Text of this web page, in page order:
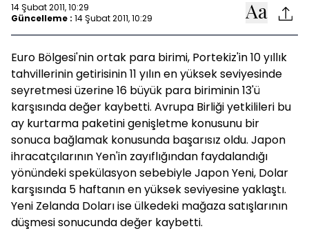
14 Şubat 2011, 10:29
Güncelleme : 14 Şubat 2011, 10:29
Euro Bölgesi'nin ortak para birimi, Portekiz'in 10 yıllık
tahvillerinin getirisinin 11 yılın en yüksek seviyesinde
seyretmesi üzerine 16 büyük para biriminin 13'ü
karşısında değer kaybetti. Avrupa Birliği yetkilileri bu
ay kurtarma paketini genişletme konusunu bir
sonuca bağlamak konusunda başarısız oldu. Japon
ihracatçılarının Yen'in zayıflığından faydalandığı
yönündeki spekülasyon sebebiyle Japon Yeni, Dolar
karşısında 5 haftanın en yüksek seviyesine yaklaştı.
Yeni Zelanda Doları ise ülkedeki mağaza satışlarının
düşmesi sonucunda değer kaybetti.